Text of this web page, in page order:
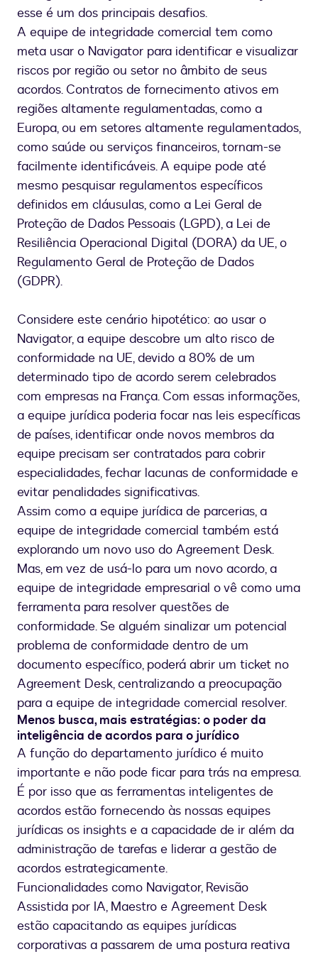
esse é um dos principais desafios.
A equipe de integridade comercial tem como
meta usar o Navigator para identificar e visualizar
riscos por região ou setor no âmbito de seus
acordos. Contratos de fornecimento ativos em
regiões altamente regulamentadas, como a
Europa, ou em setores altamente regulamentados,
como saúde ou serviços financeiros, tornam-se
facilmente identificáveis. A equipe pode até
mesmo pesquisar regulamentos específicos
definidos em cláusulas, como a Lei Geral de
Proteção de Dados Pessoais (LGPD), a Lei de
Resiliência Operacional Digital (DORA) da UE, o
Regulamento Geral de Proteção de Dados
(GDPR).
Considere este cenário hipotético: ao usar o
Navigator, a equipe descobre um alto risco de
conformidade na UE, devido a 80% de um
determinado tipo de acordo serem celebrados
com empresas na França. Com essas informações,
a equipe jurídica poderia focar nas leis específicas
de países, identificar onde novos membros da
equipe precisam ser contratados para cobrir
especialidades, fechar lacunas de conformidade e
evitar penalidades significativas.
Assim como a equipe jurídica de parcerias, a
equipe de integridade comercial também está
explorando um novo uso do Agreement Desk.
Mas, em vez de usá-lo para um novo acordo, a
equipe de integridade empresarial o vê como uma
ferramenta para resolver questões de
conformidade. Se alguém sinalizar um potencial
problema de conformidade dentro de um
documento específico, poderá abrir um ticket no
Agreement Desk, centralizando a preocupação
para a equipe de integridade comercial resolver.
Menos busca, mais estratégias: o poder da
inteligência de acordos para o jurídico
A função do departamento jurídico é muito
importante e não pode ficar para trás na empresa.
É por isso que as ferramentas inteligentes de
acordos estão fornecendo às nossas equipes
jurídicas os insights e a capacidade de ir além da
administração de tarefas e liderar a gestão de
acordos estrategicamente.
Funcionalidades como Navigator, Revisão
Assistida por IA, Maestro e Agreement Desk
estão capacitando as equipes jurídicas
corporativas a passarem de uma postura reativa